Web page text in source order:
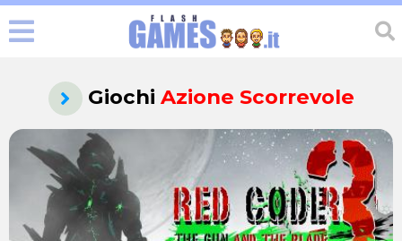
Giochi Azione Scorrevole